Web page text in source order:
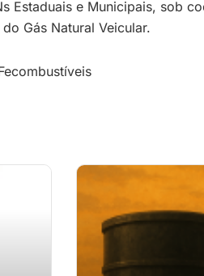
Estaduais e Municipais, sob
Gás Natural Veicular.